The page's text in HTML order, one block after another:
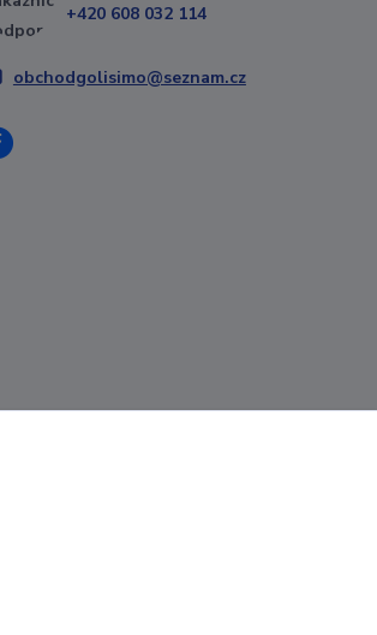
+420 608 032 114
obchodgolisimo@seznam.cz